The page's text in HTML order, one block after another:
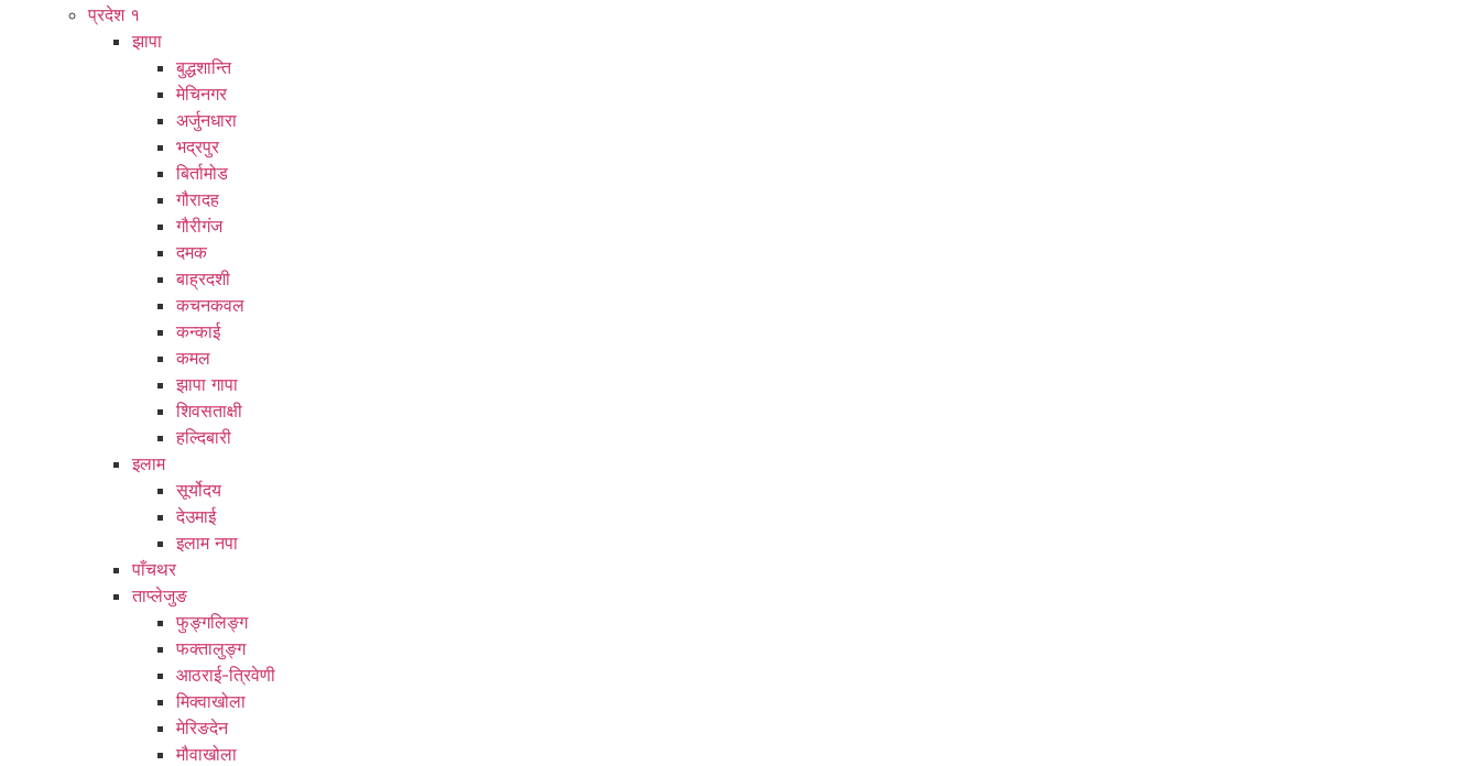
प्रदेश १
झापा
बुद्धशान्ति
मेचिनगर
अर्जुनधारा
भद्रपुर
बिर्तामोड
गौरादह
गौरीगंज
दमक
बाह्रदशी
कचनकवल
कन्काई
कमल
झापा गापा
शिवसताक्षी
हल्दिबारी
इलाम
सूर्योदय
देउमाई
इलाम नपा
पाँचथर
ताप्लेजुङ
फुङ्गलिङ्ग
फक्तालुङ्ग
आठराई-त्रिवेणी
मिक्वाखोला
मेरिङदेन
मौवाखोला